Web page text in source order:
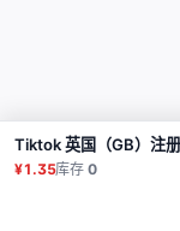
¥1.35库存0